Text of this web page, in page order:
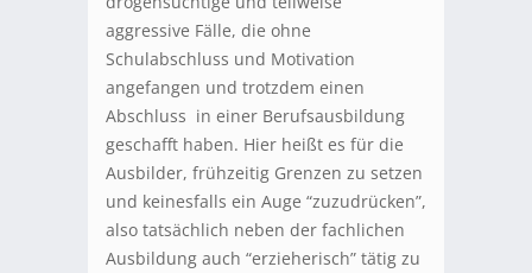
aggressive Fälle, die ohne
Schulabschluss und Motivation
angefangen und trotzdem einen
Abschluss in einer Berufsausbildung
geschafft haben. Hier heißt es für die
Ausbilder, frühzeitig Grenzen zu setzen
und keinesfalls ein Auge “zuzudrücken”,
also tatsächlich neben der fachlichen
Ausbildung auch “erzieherisch” tätig zu